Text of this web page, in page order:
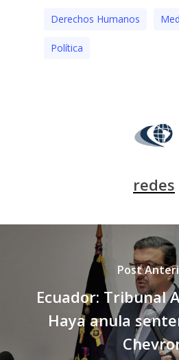
Derechos Humanos
Polí­tica
redes
Post
Ecuador: Tribunal
Haya anula